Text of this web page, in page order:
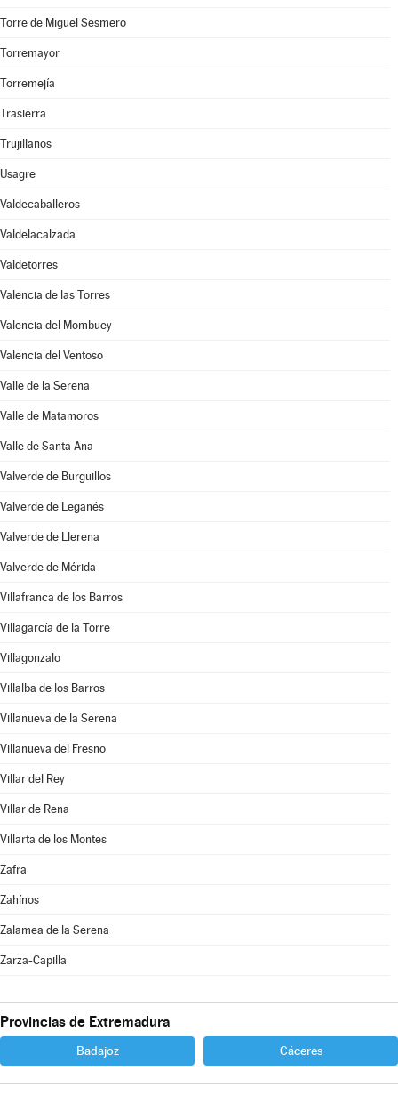
Torre de Miguel Sesmero
Torremayor
Torremejía
Trasierra
Trujillanos
Usagre
Valdecaballeros
Valdelacalzada
Valdetorres
Valencia de las Torres
Valencia del Mombuey
Valencia del Ventoso
Valle de la Serena
Valle de Matamoros
Valle de Santa Ana
Valverde de Burguillos
Valverde de Leganés
Valverde de Llerena
Valverde de Mérida
Villafranca de los Barros
Villagarcía de la Torre
Villagonzalo
Villalba de los Barros
Villanueva de la Serena
Villanueva del Fresno
Villar del Rey
Villar de Rena
Villarta de los Montes
Zafra
Zahínos
Zalamea de la Serena
Zarza-Capilla
Provincias de Extremadura
Badajoz Cáceres